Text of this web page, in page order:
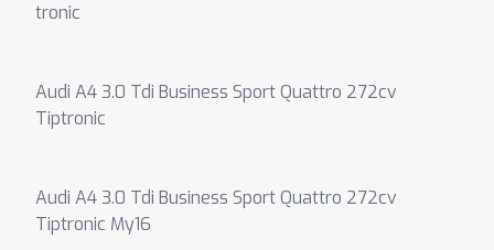
tronic
Audi A4 3.0 Tdi Business Sport Quattro 272cv
Tiptronic
Audi A4 3.0 Tdi Business Sport Quattro 272cv
Tiptronic My16